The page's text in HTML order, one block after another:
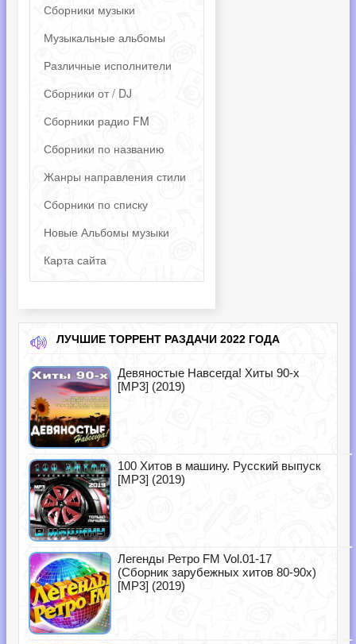
Сборники музыки
Музыкальные альбомы
Различные исполнители
Сборники от / DJ
Сборники радио FM
Сборники по названию
Жанры направления стили
Сборники по списку
Новые Альбомы музыки
Карта сайта
ЛУЧШИЕ ТОРРЕНТ РАЗДАЧИ 2022 ГОДА
Девяностые Навсегда! Хиты 90-х
[MP3] (2019)
100 Хитов в машину. Русский выпуск
[MP3] (2019)
Легенды Ретро FM Vol.01-17
(Сборник зарубежных хитов 80-90х)
[MP3] (2019)